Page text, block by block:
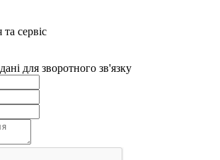
сервіс
для зворотного зв'язку